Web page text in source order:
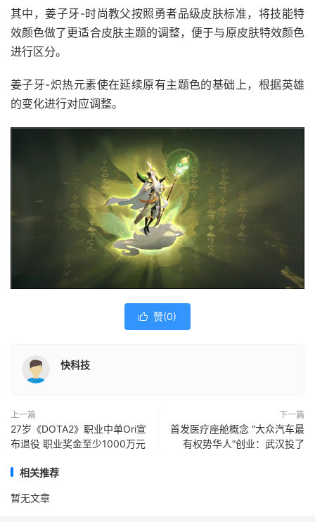
其中，姜子牙-时尚教父按照勇者品级皮肤标准，将技能特
效颜色做了更适合皮肤主题的调整，便于与原皮肤特效颜色
进行区分。
姜子牙-炽热元素使在延续原有主题色的基础上，根据英雄
的变化进行对应调整。
 赞(0)
快科技
上一篇
27岁《DOTA2》职业中单Ori宣
布退役 职业奖金至少1000万元
下一篇
首发医疗座舱概念 “大众汽车最
有权势华人”创业：武汉投了
相关推荐
暂无文章